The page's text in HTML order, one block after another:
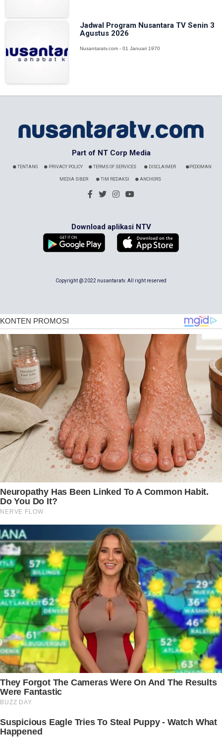
Jadwal Program Nusantara TV Senin 3
Agustus 2026
Nusantaratv.com - 01 Januari 1970
Part of NT Corp Media
TENTANG PRIVACY POLICY TERMS OF SERVICES DISCLAIMER PEDOMAN
MEDIA SIBER TIM REDAKSI ANCHORS
Download aplikasi NTV
Copyright @ 2022 nusantaratv. All right reserved